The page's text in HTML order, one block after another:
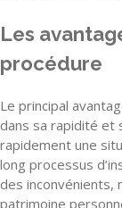
Les
procédure
Le principal
dans sa rapidité et
rapidement une
long processus
des inconvénients,
patrimoine